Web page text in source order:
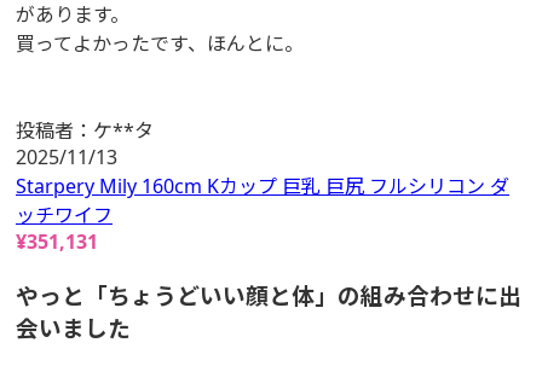
があります。
買ってよかったです、ほんとに。
投稿者： ケ**タ
2025/11/13
Starpery Mily 160cm Kカップ 巨乳 巨尻 フルシリコン ダ
ッチワイフ
¥351,131
やっと「ちょうどいい顔と体」の組み合わせに出
会いました